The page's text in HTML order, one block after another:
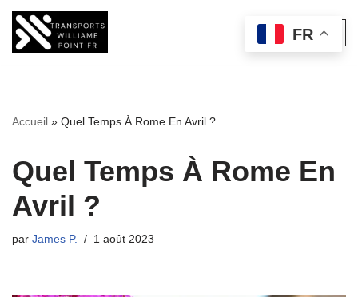
Aller
Accueil » Quel Temps À Rome En Avril ?
Quel Temps À Rome En
Avril ?
par James P. 1 août 2023
FR